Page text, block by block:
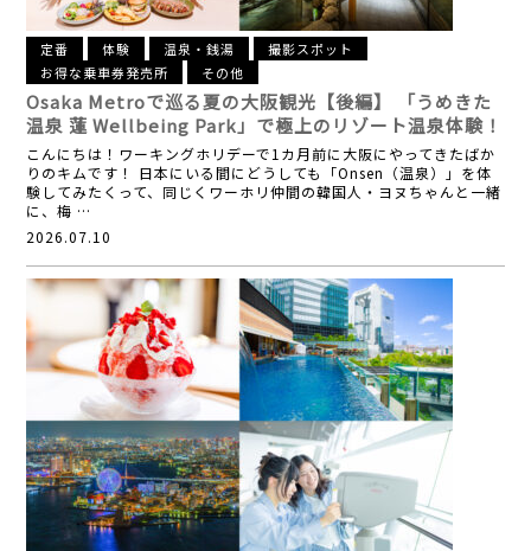
定番 体験 温泉・銭湯
撮影スポット
お得な乗車券発売所
その他
Osaka Metroで巡る夏の大阪観光【後編】
「うめきた
温泉 蓮 Wellbeing Park」で極上のリゾート温泉体験！
こんにちは！ワーキングホリデーで1カ月前に大阪にやってきたばか
りのキムです！ 日本にいる間にどうしても「Onsen（温泉）」を体
験してみたくって、同じくワーホリ仲間の韓国人・ヨヌちゃんと一緒
に、梅 …
2026.07.10